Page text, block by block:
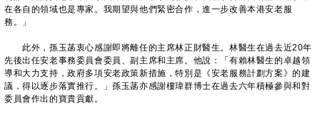
在各自的領域也是專家。我期望與他們緊密合作，進一步改善本港安老服
務。」
此外，孫玉菡衷心感謝即將離任的主席林正財醫生。林醫生在過去近20年
先後出任安老事務委員會委員、副主席和主席。他說：「有賴林醫生的卓越領
導和大力支持，政府多項安老政策新措施，特別是《安老服務計劃方案》的建
議，得以逐步落實推行。」孫玉菡亦感謝樓瑋群博士在過去六年積極參與和對
委員會作出的寶貴貢獻。